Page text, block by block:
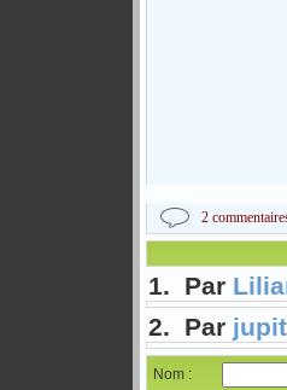
2
1. Par
2. Par
Nom :